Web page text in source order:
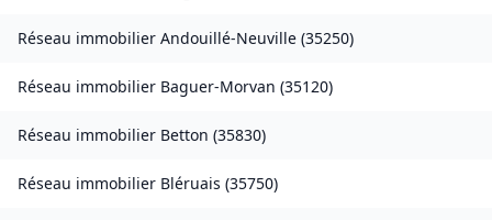
Réseau immobilier Andouillé-Neuville (35250)
Réseau immobilier Baguer-Morvan (35120)
Réseau immobilier Betton (35830)
Réseau immobilier Bléruais (35750)